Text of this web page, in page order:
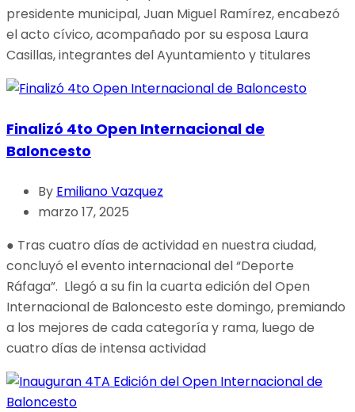
presidente municipal, Juan Miguel Ramírez, encabezó
el acto cívico, acompañado por su esposa Laura
Casillas, integrantes del Ayuntamiento y titulares
Finalizó 4to Open Internacional de
Baloncesto
By Emiliano Vazquez
marzo 17, 2025
● Tras cuatro días de actividad en nuestra ciudad,
concluyó el evento internacional del “Deporte
Ráfaga”. Llegó a su fin la cuarta edición del Open
Internacional de Baloncesto este domingo, premiando
a los mejores de cada categoría y rama, luego de
cuatro días de intensa actividad